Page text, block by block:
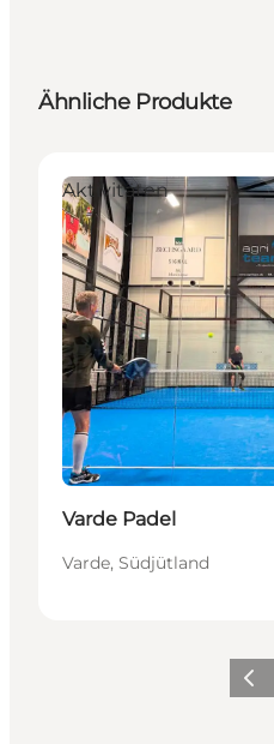
Ähnliche Produkte
Aktivitäten
Varde Padel
Varde, Südjütland